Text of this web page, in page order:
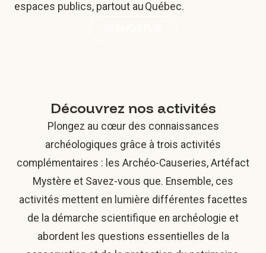
espaces publics, partout au Québec.
Découvrez nos activités
Plongez au cœur des connaissances
archéologiques grâce à trois activités
complémentaires : les Archéo-Causeries, Artéfact
Mystère et Savez-vous que. Ensemble, ces
activités mettent en lumière différentes facettes
de la démarche scientifique en archéologie et
abordent les questions essentielles de la